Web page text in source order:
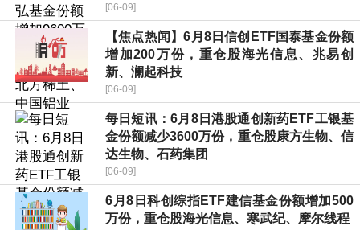
[06-09]
【焦点热闻】6月8日信创ETF国泰基金份额
增加200万份，重仓股海光信息、兆易创
新、澜起科技
[06-09]
每日短讯：6月8日港股通创新药ETF工银基
金份额减少3600万份，重仓股康方生物、信
达生物、石药集团
[06-09]
6月8日科创综指ETF建信基金份额增加500
万份，重仓股海光信息、寒武纪、摩尔线程